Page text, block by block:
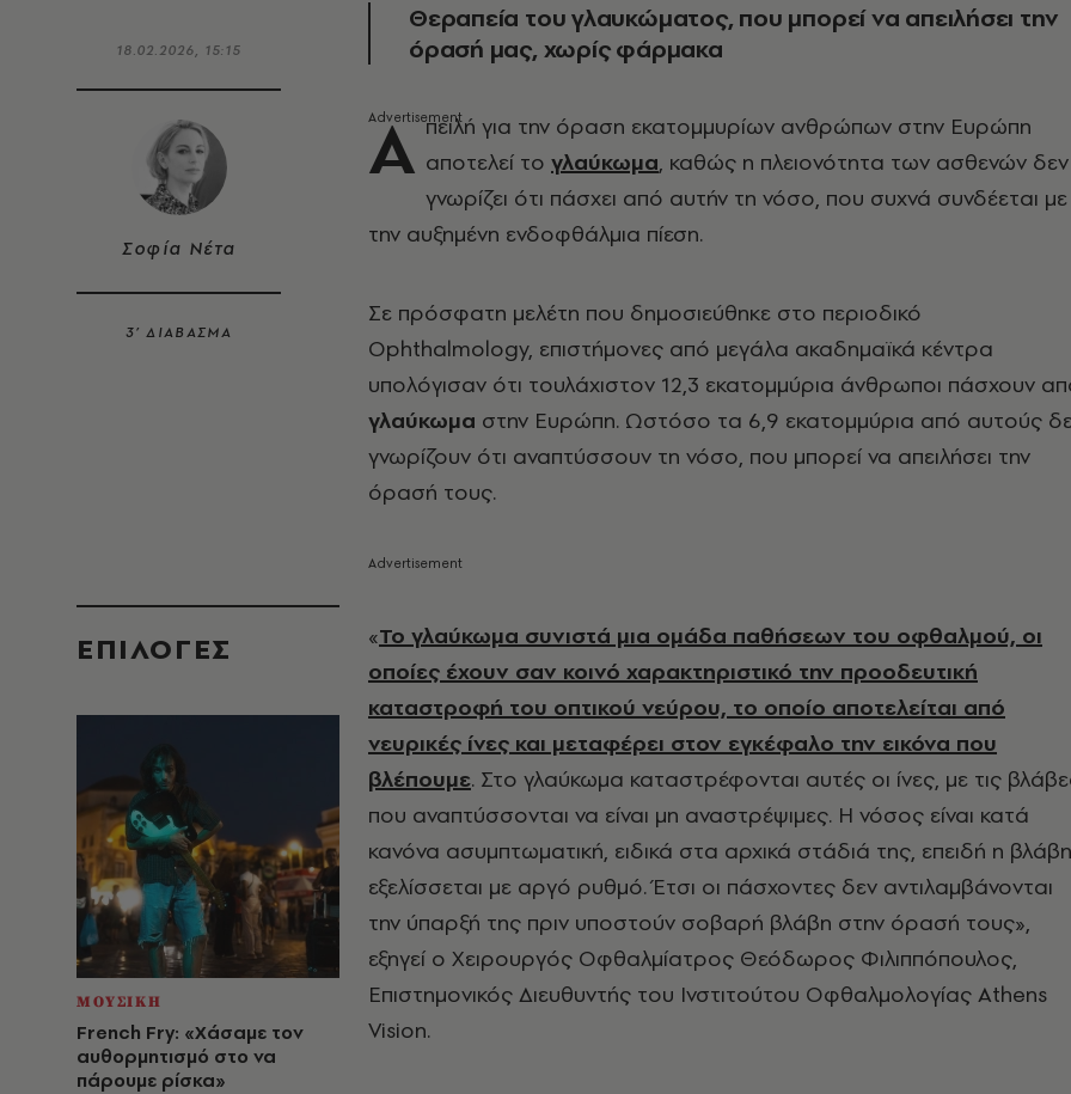
18.02.2026, 15:15
Σοφία Νέτα
3’ ΔΙΑΒΑΣΜΑ
EΠΙΛΟΓΈΣ
ΜΟΥΣΙΚΗ
French Fry: «Χάσαμε τον
αυθορμητισμό στο να
πάρουμε ρίσκα»
Θεραπεία του γλαυκώματος, που μπορεί να απειλήσει την
όρασή μας, χωρίς φάρμακα
Α πειλή για την όραση εκατομμυρίων ανθρώπων στην Ευρώπη
αποτελεί το γλαύκωμα, καθώς η πλειονότητα των ασθενών δεν
γνωρίζει ότι πάσχει από αυτήν τη νόσο, που συχνά συνδέεται με
την αυξημένη ενδοφθάλμια πίεση.
Σε πρόσφατη μελέτη που δημοσιεύθηκε στο περιοδικό
Ophthalmology, επιστήμονες από μεγάλα ακαδημαϊκά κέντρα
υπολόγισαν ότι τουλάχιστον 12,3 εκατομμύρια άνθρωποι πάσχουν
γλαύκωμα στην Ευρώπη. Ωστόσο τα 6,9 εκατομμύρια από αυτούς
γνωρίζουν ότι αναπτύσσουν τη νόσο, που μπορεί να απειλήσει την
όρασή τους.
«Το γλαύκωμα συνιστά μια ομάδα παθήσεων του οφθαλμού, οι
οποίες έχουν σαν κοινό χαρακτηριστικό την προοδευτική
καταστροφή του οπτικού νεύρου, το οποίο αποτελείται από
νευρικές ίνες και μεταφέρει στον εγκέφαλο την εικόνα που
βλέπουμε. Στο γλαύκωμα καταστρέφονται αυτές οι ίνες, με τις
που αναπτύσσονται να είναι μη αναστρέψιμες. Η νόσος είναι κατά
κανόνα ασυμπτωματική, ειδικά στα αρχικά στάδιά της, επειδή η βλάβη
εξελίσσεται με αργό ρυθμό. Έτσι οι πάσχοντες δεν αντιλαμβάνονται
την ύπαρξή της πριν υποστούν σοβαρή βλάβη στην όρασή τους»,
εξηγεί ο Χειρουργός Οφθαλμίατρος Θεόδωρος Φιλιππόπουλος,
Επιστημονικός Διευθυντής του Ινστιτούτου Οφθαλμολογίας Athens
Vision.